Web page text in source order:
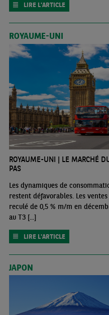
LIRE L'ARTICLE
ROYAUME-UNI
ROYAUME-UNI | LE MARCHÉ
PAS
Les dynamiques de
restent défavorables. Les
reculé de 0,5 % m/m en
au T3 [...]
LIRE L'ARTICLE
JAPON